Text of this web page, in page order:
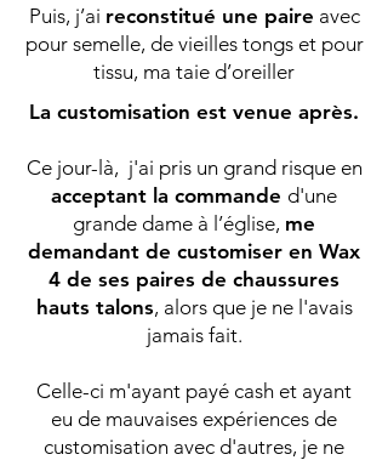
Puis, j’ai reconstitué une paire avec
pour semelle, de vieilles tongs et pour
tissu, ma taie d’oreiller
La customisation est venue après.
Ce jour-là, j'ai pris un grand risque en
acceptant la commande d'une
grande dame à l’église, me
demandant de customiser en Wax
4 de ses paires de chaussures
hauts talons, alors que je ne l'avais
jamais fait.
Celle-ci m'ayant payé cash et ayant
eu de mauvaises expériences de
customisation avec d'autres, je ne